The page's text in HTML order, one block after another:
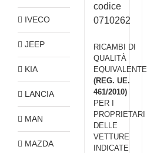
codice
0710262
RICAMBI DI
QUALITÀ
EQUIVALENTE
(REG. UE.
461/2010)
PER I
PROPRIETARI
DELLE
VETTURE
INDICATE
IVECO
JEEP
KIA
LANCIA
MAN
MAZDA